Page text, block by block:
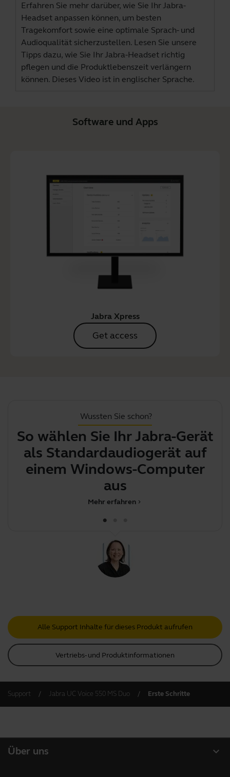
Erfahren Sie mehr darüber, wie Sie Ihr Jabra-
Headset anpassen können, um besten
Tragekomfort sowie eine optimale Sprach- und
Audioqualität sicherzustellen. Lesen Sie unsere
Tipps dazu, wie Sie Ihr Jabra-Headset richtig
pflegen und die Produktlebenszeit verlängern
können. Dieses Video ist in englischer Sprache.
Software und Apps
Jabra Xpress
Get access
Wussten Sie schon?
So wählen Sie Ihr Jabra-Gerät
als Standardaudiogerät auf
einem Windows-Computer
aus
chevron_right
Mehr erfahren
Alle Support Inhalte für dieses Produkt aufrufen
Vertriebs- und Produktinformationen
Support Jabra UC Voice 550 MS Duo Erste Schritte
expand_more
Über uns